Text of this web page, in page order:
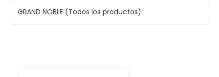
GRAND NOBLE (Todos los productos)